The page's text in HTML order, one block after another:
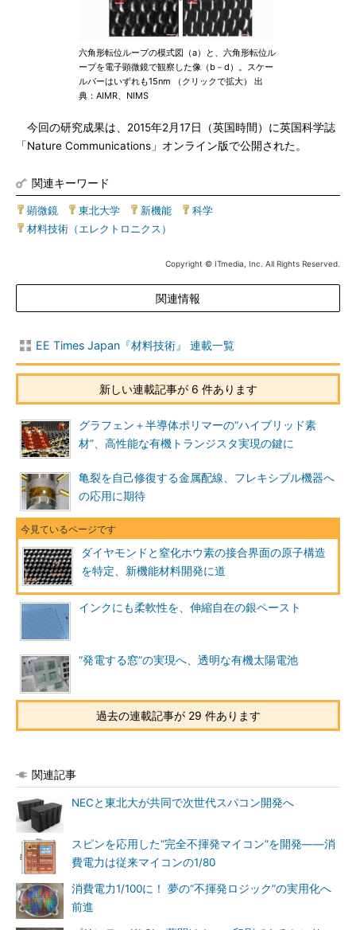
六角形転位ループの模式図（a）と、六角形転位ル
ープを電子顕微鏡で観察した像（b－d）。スケー
ルバーはいずれも15nm （クリックで拡大） 出
典：AIMR、NIMS
今回の研究成果は、2015年2月17日（英国時間）に英国科学誌
「Nature Communications」オンライン版で公開された。
関連キーワード
顕微鏡 東北大学 新機能 科学
材料技術（エレクトロニクス）
Copyright © ITmedia, Inc. All Rights Reserved.
関連情報
EE Times Japan『材料技術』 連載一覧
新しい連載記事が 6 件あります
グラフェン＋半導体ポリマーの“ハイブリッド素
材”、高性能な有機トランジスタ実現の鍵に
亀裂を自己修復する金属配線、フレキシブル機器へ
の応用に期待
ダイヤモンドと窒化ホウ素の接合界面の原子構造
を特定、新機能材料開発に道
インクにも柔軟性を、伸縮自在の銀ペースト
“発電する窓”の実現へ、透明な有機太陽電池
過去の連載記事が 29 件あります
関連記事
NECと東北大が共同で次世代スパコン開発へ
スピンを応用した“完全不揮発マイコン”を開発――消
費電力は従来マイコンの1/80
消費電力1/100に！ 夢の“不揮発ロジック”の実用化へ
前進